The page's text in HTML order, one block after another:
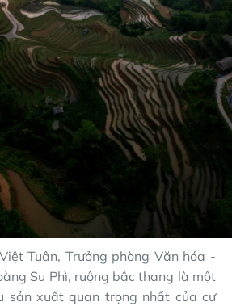
Tuân, Trưởng phòng Văn hóa -
Su Phì, ruộng bậc thang là một
sản xuất quan trọng nhất của cư